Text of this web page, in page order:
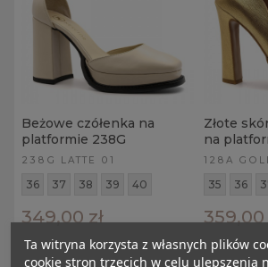
Beżowe czółenka na
platformie 238G
238G LATTE 01
36 37 38 39 40
349,00 zł
Złote
na
128A
35 36
359,00
Ta witryna korzysta z własnych plików
cookie stron trzecich w celu ulepszenia